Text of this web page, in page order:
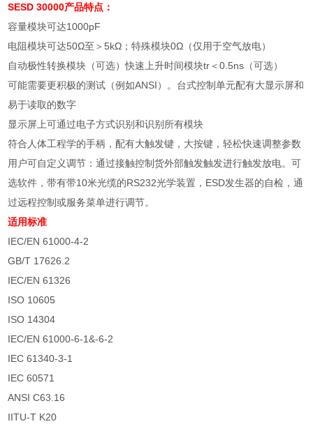
SESD 30000产品特点：
容量模块可达1000pF
电阻模块可达50Ω至＞5kΩ；特殊模块0Ω（仅用于空气放电）
自动极性转换模块（可选）快速上升时间模块tr＜0.5ns （可选）
可能需要更积极的测试（例如ANSI）。台式控制单元配有大显示屏和
易于读取的数字
显示屏上可通过电子方式识别和识别所有模块
符合人体工程学的手柄，配有大触发键，大按键，轻松快速调整参数
用户可自定义调节：通过接触控制货外部触发触发进行触发放电。可
选软件，带有带10米光缆的RS232光学装置， ESD发生器的自检，通
过远程控制或服务菜单进行调节。
适用标准
IEC/EN 61000-4-2
GB/T 17626.2
IEC/EN 61326
ISO 10605
ISO 14304
IEC/EN 61000-6-1&-6-2
IEC 61340-3-1
IEC 60571
ANSI C63.16
IITU-T K20